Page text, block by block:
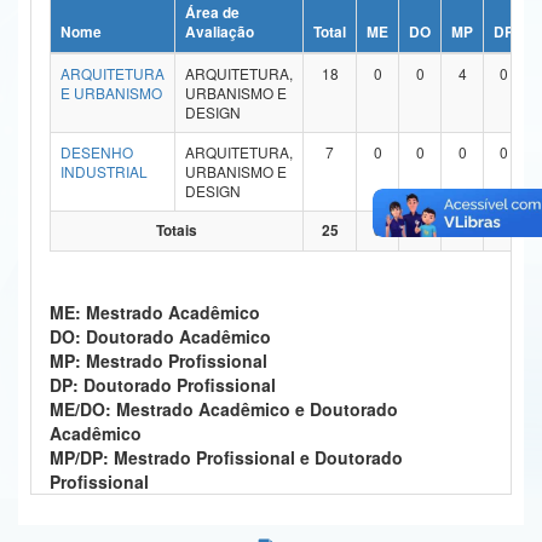
Ministério da Ciência, Tecnologia, Inovações e Comunicações
Ministério do Meio Ambiente
Ministério do Desenvolvimento Regional
Controladoria-Geral da União
Secretaria-Geral
Secretaria de Governo
Gabinete de Segurança Institucional
Advocacia-Geral da União
Nome
Área de
Avaliação
Total ME DO MP DP
ARQUITETURA
E URBANISMO
ARQUITETURA,
URBANISMO E
DESIGN
18 0 0 4 0
DESENHO
INDUSTRIAL
ARQUITETURA,
URBANISMO E
DESIGN
7 0 0 0 0
Totais 25 0 0 4 0
ME: Mestrado Acadêmico
DO: Doutorado Acadêmico
MP: Mestrado Profissional
DP: Doutorado Profissional
ME/DO: Mestrado Acadêmico e Doutorado
Acadêmico
MP/DP: Mestrado Profissional e Doutorado
Profissional